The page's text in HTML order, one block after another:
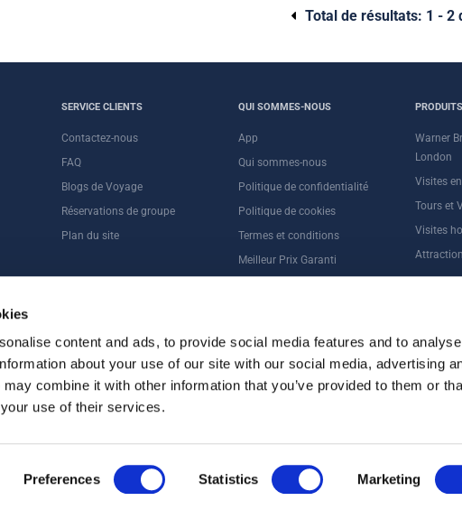
content and ads, to provide social media features and to
about your use of our site with our social media, advertising
combine it with other information that you’ve provided to them or
use of their services.
Preferences Statistics Marketing
Total de résultats: 1 - 2
SERVICE CLIENTS
Contactez-nous
FAQ
Blogs de Voyage
Réservations de groupe
Plan du site
QUI SOMMES-NOUS
App
Qui sommes-nous
Politique de confidentialité
Politique de cookies
Termes et conditions
Meilleur Prix Garanti
Warner
London
Visites
Tours et
Visites